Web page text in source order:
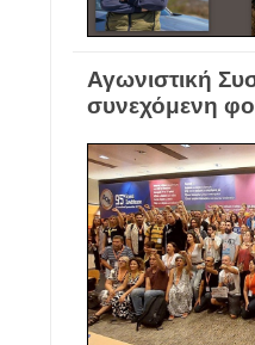
Αγωνιστική
συνεχόμενη